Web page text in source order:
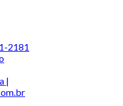
2181
|